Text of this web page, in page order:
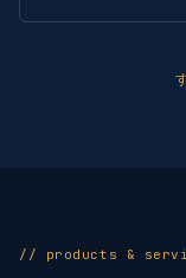
// products &